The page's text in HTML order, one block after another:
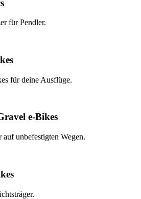
für Pendler.
für deine Ausflüge.
e-Bikes
unbefestigten Wegen.